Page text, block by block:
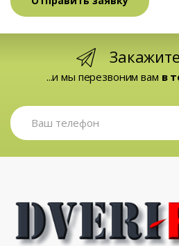
...и мы перезвоним вам в